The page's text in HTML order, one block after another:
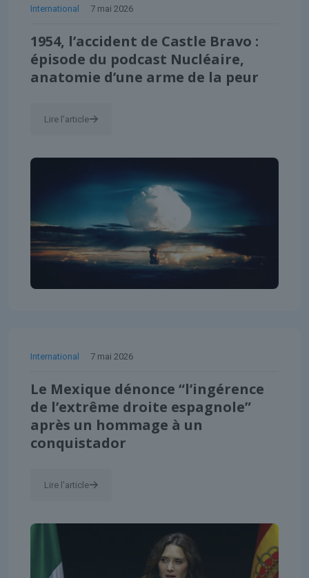
International 7 mai 2026
1954, l’accident de Castle Bravo :
épisode du podcast Nucléaire,
anatomie d’une arme de la peur
Lire l'article
International 7 mai 2026
Le Mexique dénonce “l’ingérence
de l’extrême droite espagnole”
après un hommage à un
conquistador
Lire l'article